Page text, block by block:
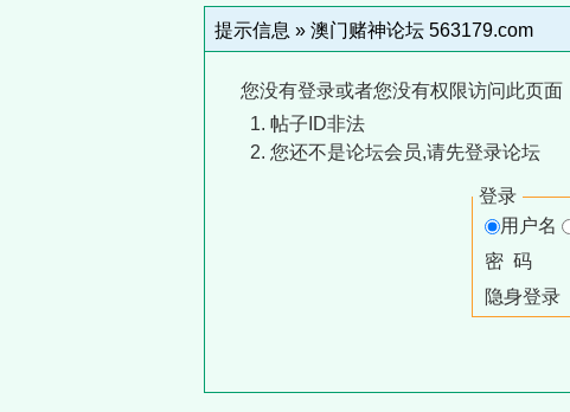
提示信息 » 澳门赌神论坛 563179.com
您没有登录或者您没有权限访问此页面
帖子ID非法
您还不是论坛会员,请先登录论坛
登录
用户名
密 码
隐身登录